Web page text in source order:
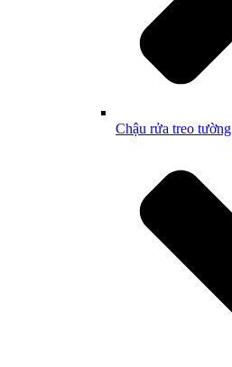
Chậu rửa treo tường